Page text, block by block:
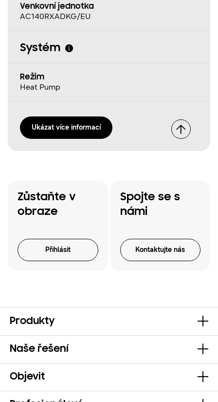
Venkovní jednotka
AC140RXADKG/EU
Systém
Režim
Heat Pump
Ukázat více informací
Zůstaňte v
obraze
Přihlásit
Spojte se s
námi
Kontaktujte nás
Produkty
Naše řešení
Objevit